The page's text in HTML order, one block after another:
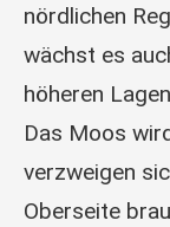
nördlichen
wächst es
höheren
Das Moos
verzweigen
Oberseite